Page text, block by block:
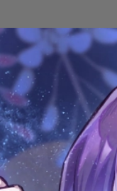
cute